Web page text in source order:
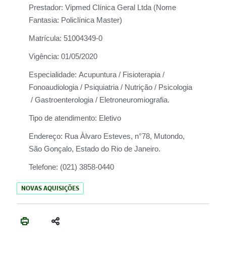
Prestador: Vipmed Clínica Geral Ltda (Nome
Fantasia: Policlínica Master)
Matrícula: 51004349-0
Vigência: 01/05/2020
Especialidade: Acupuntura / Fisioterapia /
Fonoaudiologia / Psiquiatria / Nutrição / Psicologia
/ Gastroenterologia / Eletroneuromiografia.
Tipo de atendimento: Eletivo
Endereço: Rua Àlvaro Esteves, n°78, Mutondo,
São Gonçalo, Estado do Rio de Janeiro.
Telefone: (021) 3858-0440
NOVAS AQUISIÇÕES